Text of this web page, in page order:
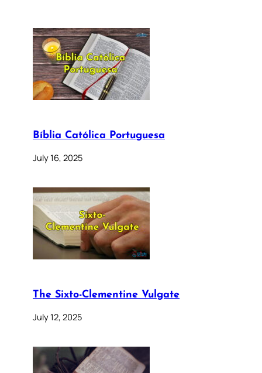
Bíblia Católica Portuguesa
July 16, 2025
The Sixto-Clementine Vulgate
July 12, 2025